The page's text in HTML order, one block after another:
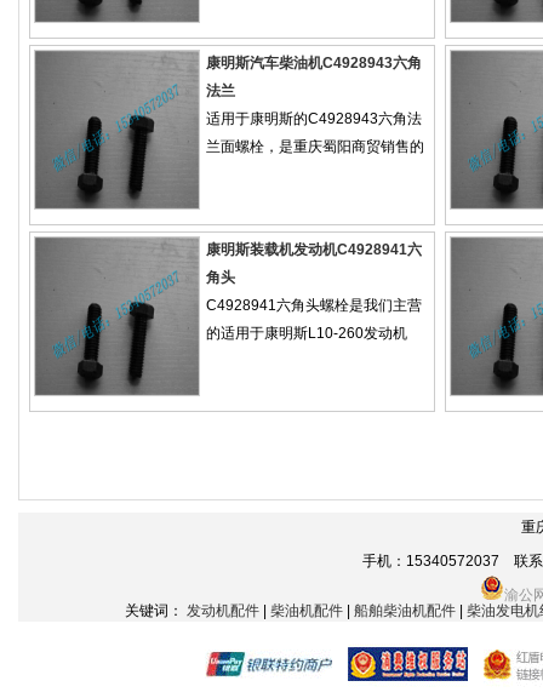
康明斯汽车柴油机C4928943六角
法兰
适用于康明斯的C4928943六角法
兰面螺栓，是重庆蜀阳商贸销售的
康明斯装载机发动机C4928941六
角头
C4928941六角头螺栓是我们主营
的适用于康明斯L10-260发动机
重
手机：15340572037 联
渝公
关键词： 发动机配件 | 柴油机配件 | 船舶柴油机配件 | 柴油发电机